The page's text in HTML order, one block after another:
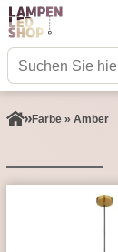
Farbe » Amber